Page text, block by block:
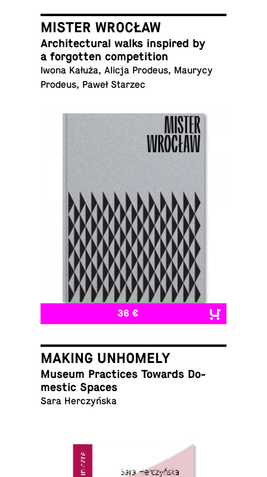
MISTER WROCŁAW
Ar­chi­tec­tural walks in­spired by
a for­got­ten competition
Iwona Kałuża, Alicja Prodeus, Maurycy
Prodeus, Paweł Starzec
36 €
MAKING UNHOMELY
Museum Prac­tices Towards Do­
mes­tic Spaces
Sara Herczyńska